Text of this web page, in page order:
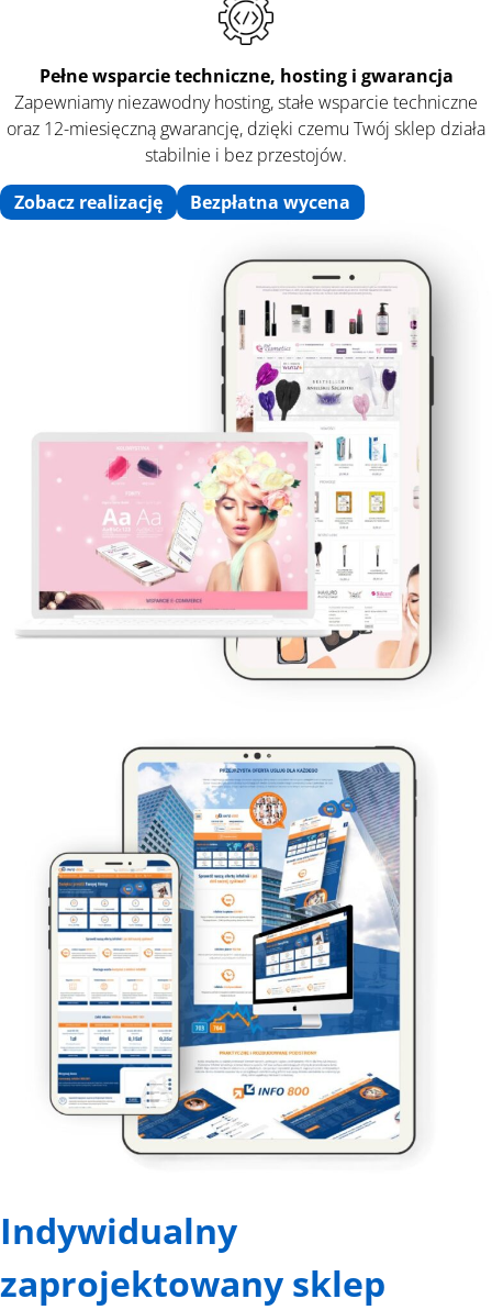
Pełne wsparcie techniczne, hosting i gwarancja
Zapewniamy niezawodny hosting, stałe wsparcie techniczne
oraz 12-miesięczną gwarancję, dzięki czemu Twój sklep działa
stabilnie i bez przestojów.
Zobacz realizację
Bezpłatna wycena
Indywidualny
zaprojektowany sklep